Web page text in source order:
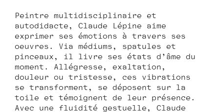
Peintre multidisciplinaire et
autodidacte, Claude Lépine aime
exprimer ses émotions à travers ses
œuvres. Via médiums, spatules et
pinceaux, il livre ses états d’âme du
moment. Allégresse, exaltation,
douleur ou tristesse, ces vibrations
se transforment, se déposent sur la
toile et témoignent de leur présence.
Avec une fluidité gestuelle, Claude